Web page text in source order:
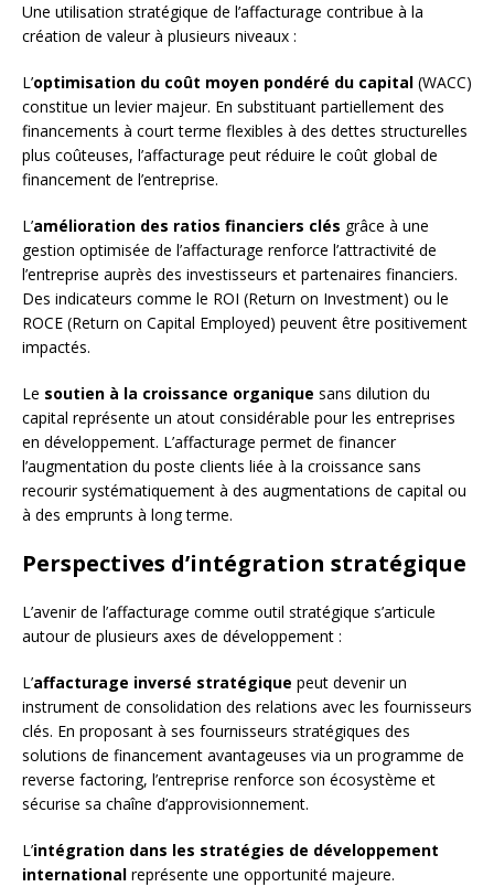
Une utilisation stratégique de l’affacturage contribue à la
création de valeur à plusieurs niveaux :
L’optimisation du coût moyen pondéré du capital (WACC)
constitue un levier majeur. En substituant partiellement des
financements à court terme flexibles à des dettes structurelles
plus coûteuses, l’affacturage peut réduire le coût global de
financement de l’entreprise.
L’amélioration des ratios financiers clés grâce à une
gestion optimisée de l’affacturage renforce l’attractivité de
l’entreprise auprès des investisseurs et partenaires financiers.
Des indicateurs comme le ROI (Return on Investment) ou le
ROCE (Return on Capital Employed) peuvent être positivement
impactés.
Le soutien à la croissance organique sans dilution du
capital représente un atout considérable pour les entreprises
en développement. L’affacturage permet de financer
l’augmentation du poste clients liée à la croissance sans
recourir systématiquement à des augmentations de capital ou
à des emprunts à long terme.
Perspectives d’intégration stratégique
L’avenir de l’affacturage comme outil stratégique s’articule
autour de plusieurs axes de développement :
L’affacturage inversé stratégique peut devenir un
instrument de consolidation des relations avec les fournisseurs
clés. En proposant à ses fournisseurs stratégiques des
solutions de financement avantageuses via un programme de
reverse factoring, l’entreprise renforce son écosystème et
sécurise sa chaîne d’approvisionnement.
L’intégration dans les stratégies de développement
international représente une opportunité majeure.